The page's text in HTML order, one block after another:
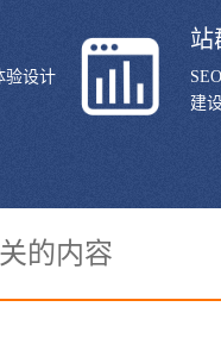
验设计
站
建
的内容